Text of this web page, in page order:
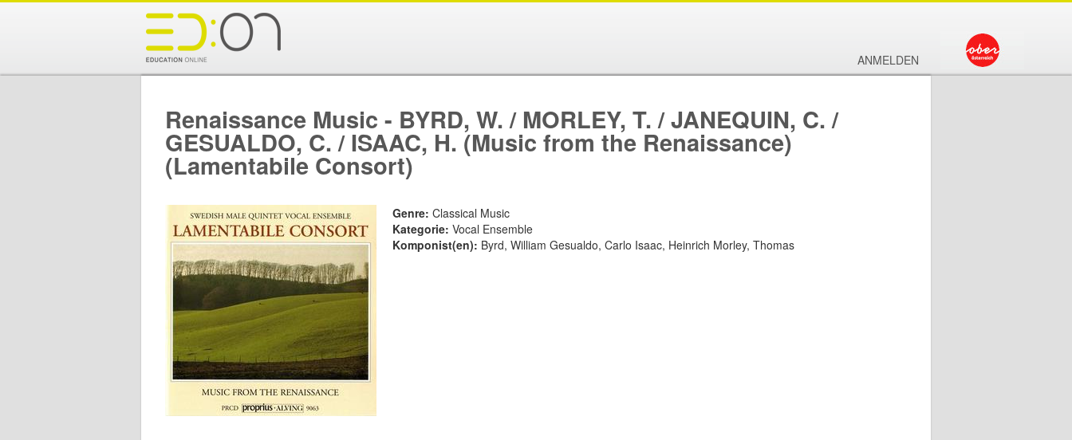
ANMELDEN
Renaissance Music - BYRD, W. / MORLEY, T. / JANEQUIN, C. /
GESUALDO, C. / ISAAC, H. (Music from the Renaissance)
(Lamentabile Consort)
Genre: Classical Music
Kategorie: Vocal Ensemble
Komponist(en): Byrd, William Gesualdo, Carlo Isaac, Heinrich Morley, Thomas